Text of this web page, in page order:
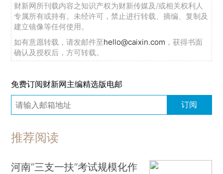
财新网所刊载内容之知识产权为财新传媒及/或相关权利人
专属所有或持有。未经许可，禁止进行转载、摘编、复制及
建立镜像等任何使用。
如有意愿转载，请发邮件至hello@caixin.com ，获得书面
确认及授权后，方可转载。
免费订阅财新网主编精选版电邮
订阅
推荐阅读
河南“三支一扶”考试规模化作